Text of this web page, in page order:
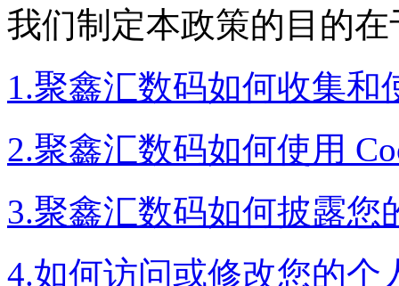
我们制定本政策的目的在
1.聚鑫汇数码如何收集和
2.聚鑫汇数码如何使用
3.聚鑫汇数码如何披露您
4.如何访问或修改您的个